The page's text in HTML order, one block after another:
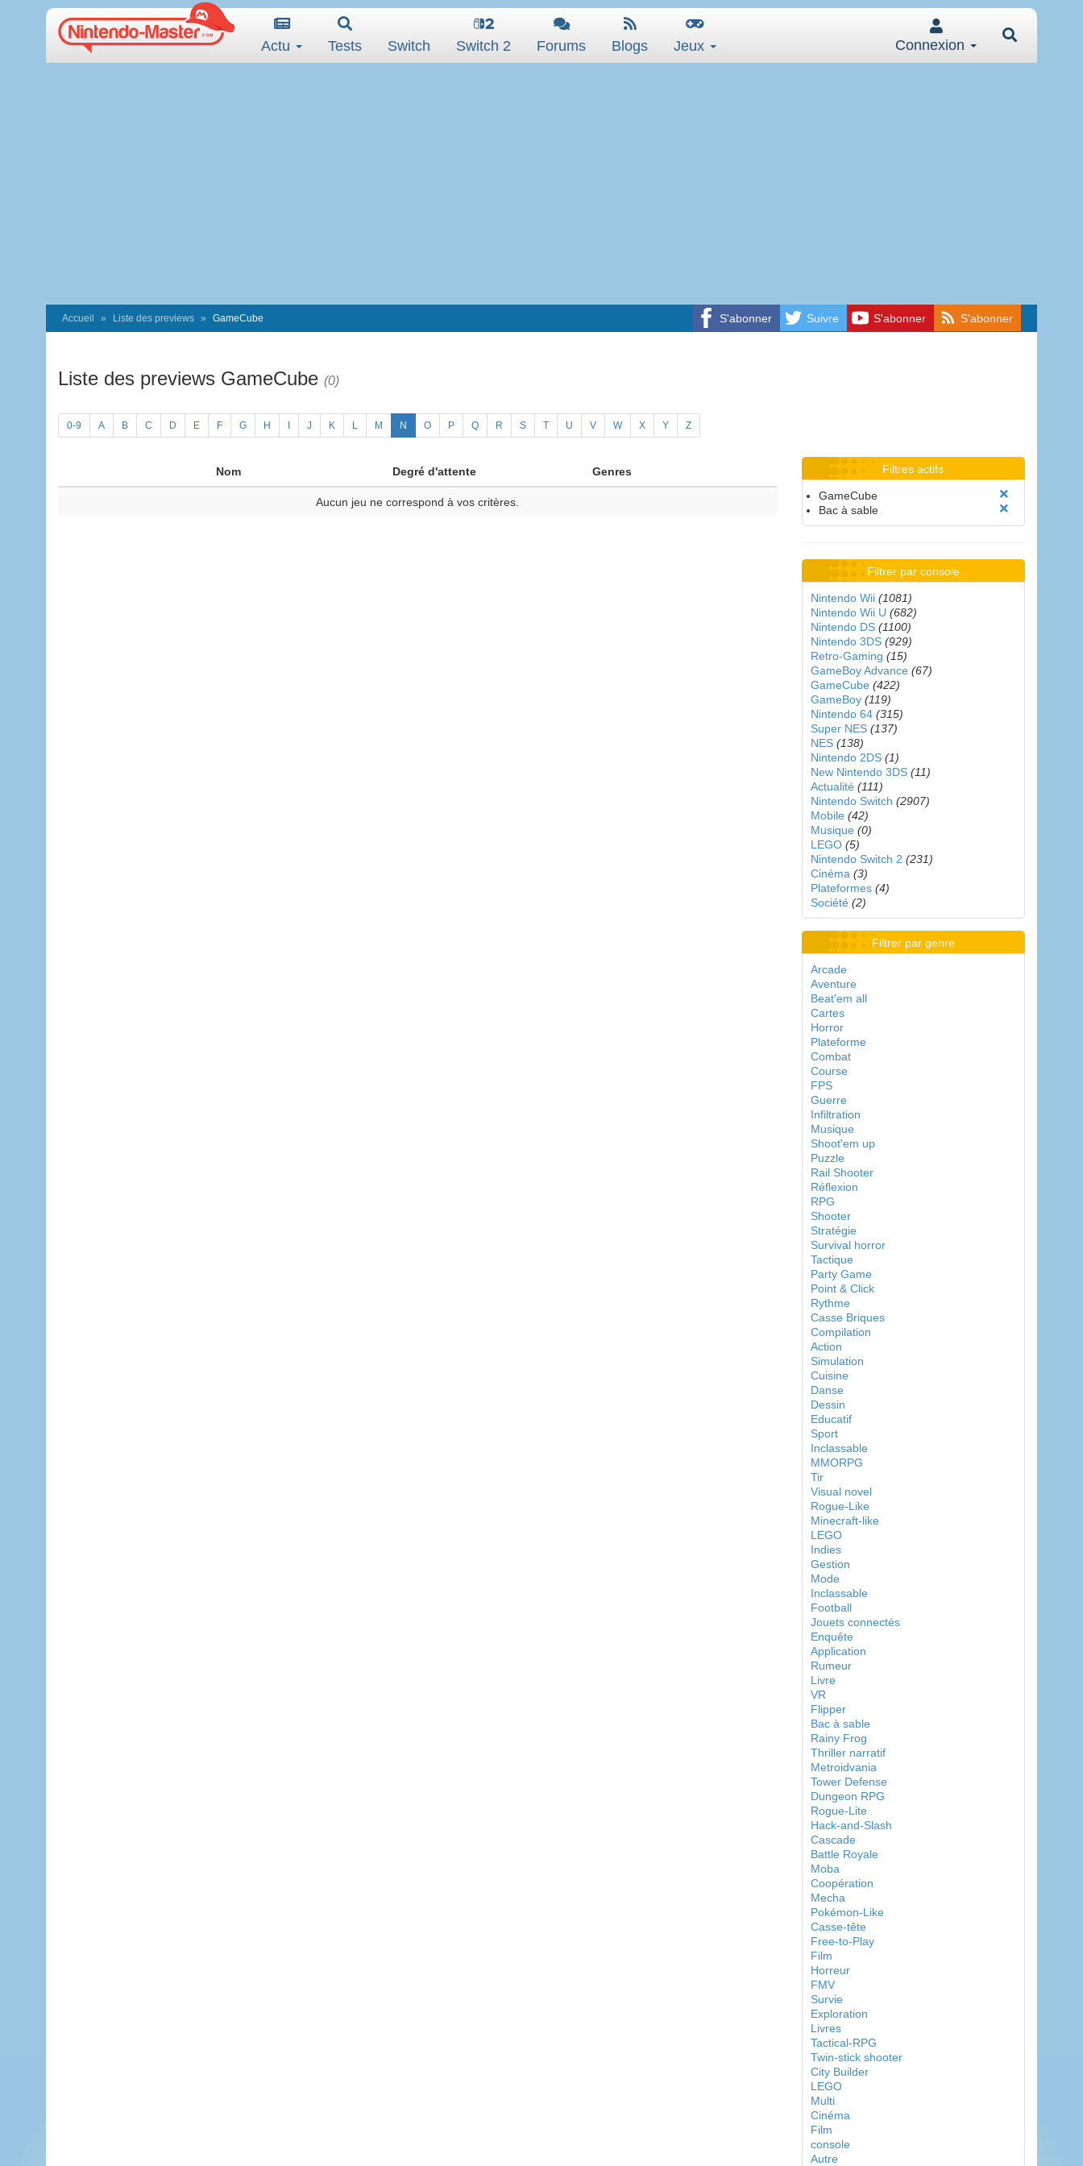
Actu Tests Switch Switch 2 Forums Blogs Jeux Connexion
S'abonner Suivre S'abonner S'abonner
Accueil Liste des previews GameCube
Liste des previews GameCube (0)
0-9 A B C D E F G H J K L M N O P Q R S T U V W X Y Z
Nom Degré d'attente Genres
Aucun jeu ne correspond à vos critères.
Filtres actifs
GameCube
Bac à sable
Filtrer par console
Nintendo Wii (1081)
Nintendo Wii U (682)
Nintendo DS (1100)
Nintendo 3DS (929)
Retro-Gaming (15)
GameBoy Advance (67)
GameCube (422)
GameBoy (119)
Nintendo 64 (315)
Super NES (137)
NES (138)
Nintendo 2DS (1)
New Nintendo 3DS (11)
Actualité (111)
Nintendo Switch (2907)
Mobile (42)
Musique (0)
LEGO (5)
Nintendo Switch 2 (231)
Cinéma (3)
Plateformes (4)
Société (2)
Filtrer par genre
Arcade
Aventure
Beat'em all
Cartes
Horror
Plateforme
Combat
Course
FPS
Guerre
Infiltration
Musique
Shoot'em up
Puzzle
Rail Shooter
Réflexion
RPG
Shooter
Stratégie
Survival horror
Tactique
Party Game
Point & Click
Rythme
Casse Briques
Compilation
Action
Simulation
Cuisine
Danse
Dessin
Educatif
Sport
Inclassable
MMORPG
Tir
Visual novel
Rogue-Like
Minecraft-like
LEGO
Indies
Gestion
Mode
Inclassable
Football
Jouets connectés
Enquête
Application
Rumeur
Livre
VR
Flipper
Bac à sable
Rainy Frog
Thriller narratif
Metroidvania
Tower Defense
Dungeon RPG
Rogue-Lite
Hack-and-Slash
Cascade
Battle Royale
Moba
Coopération
Mecha
Pokémon-Like
Casse-tête
Free-to-Play
Film
Horreur
FMV
Survie
Exploration
Livres
Tactical-RPG
Twin-stick shooter
City Builder
LEGO
Multi
Cinéma
Film
console
Autre